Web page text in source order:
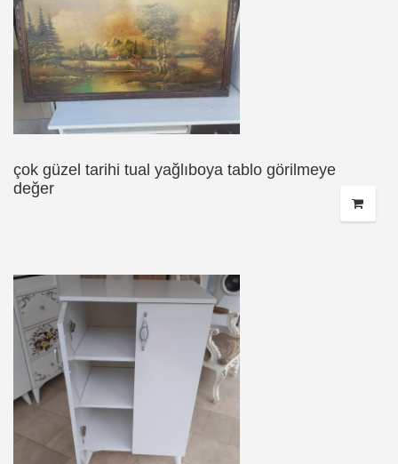
çok güzel tarihi tual yağlıboya tablo görilmeye
değer